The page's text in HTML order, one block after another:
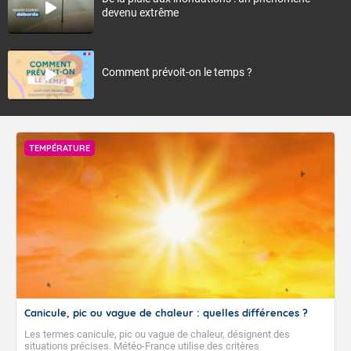
devenu extrême
Comment prévoit-on le temps ?
TEMPÉRATURE
Canicule, pic ou vague de chaleur : quelles différences ?
Les termes canicule, pic ou vague de chaleur, désignent des
situations précises. Météo-France utilise des critères